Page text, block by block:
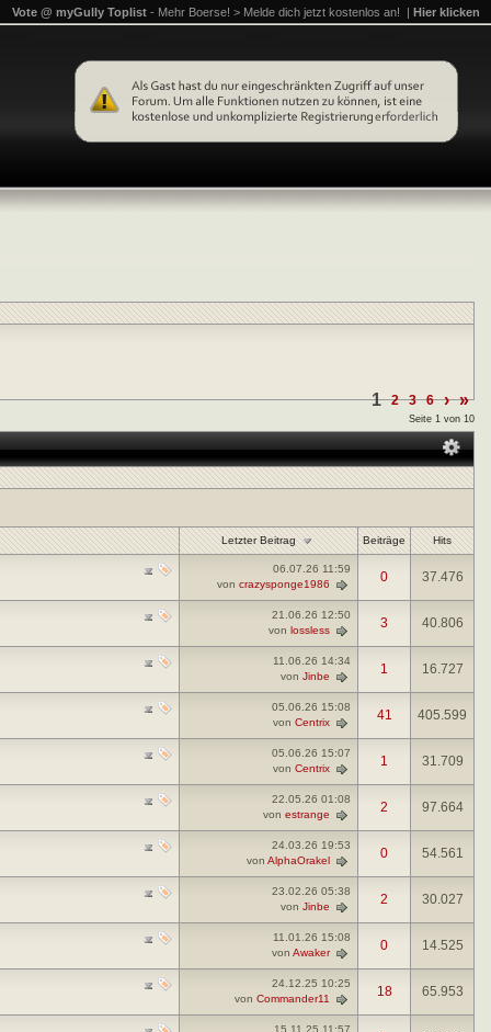
Vote @ myGully Toplist - Mehr Boerse! > Melde dich jetzt kostenlos an! | Hier klicken
1 2 3 6 › »
Seite 1 von 10
Letzter Beitrag Beiträge Hits
06.07.26 11:59
von crazysponge1986 0 37.476
21.06.26 12:50
von lossless 3 40.806
11.06.26 14:34
von Jinbe 1 16.727
05.06.26 15:08
von Centrix 41 405.599
05.06.26 15:07
von Centrix 1 31.709
22.05.26 01:08
von estrange 2 97.664
24.03.26 19:53
von AlphaOrakel 0 54.561
23.02.26 05:38
von Jinbe 2 30.027
11.01.26 15:08
von Awaker 0 14.525
24.12.25 10:25
von Commander11 18 65.953